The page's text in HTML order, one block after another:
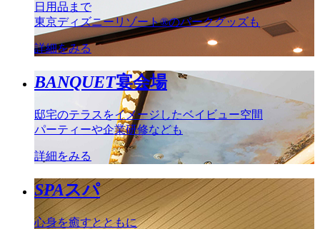
日用品まで
東京ディズニーリゾート®のパークグッズも
詳細をみる
BANQUET宴会場
邸宅のテラスをイメージしたベイビュー空間
パーティーや企業研修なども
詳細をみる
SPAスパ
心身を癒すとともに